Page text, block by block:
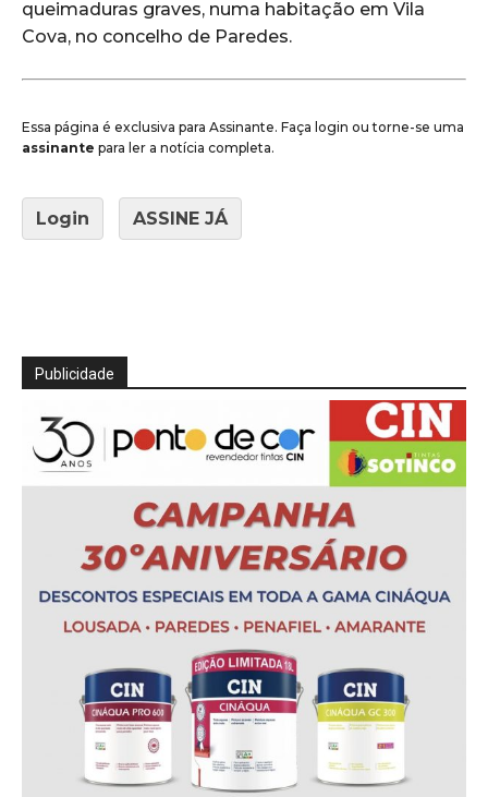
queimaduras graves, numa habitação em Vila
Cova, no concelho de Paredes.
Essa página é exclusiva para Assinante. Faça login ou torne-se uma
assinante para ler a notícia completa.
Login ASSINE JÁ
Publicidade